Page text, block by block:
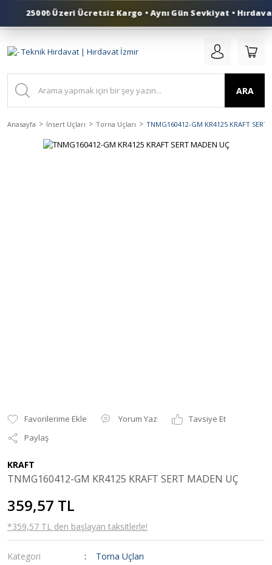
0 (553) 324 41 50
ARA
Anasayfa İnsert Uçları Torna Uçları TNMG160412-GM KR4125 KRAFT SERT
Yorum Yaz
Tavsiye Et
Paylaş
KRAFT
TNMG160412-GM KR4125 KRAFT SERT MADEN UÇ
359,57 TL
*359,57 TL den başlayan taksitlerle!
Kategori
Torna Uçları
2500₺ Üzeri Ücretsiz Kargo • Aynı Gün Sevkiyat •